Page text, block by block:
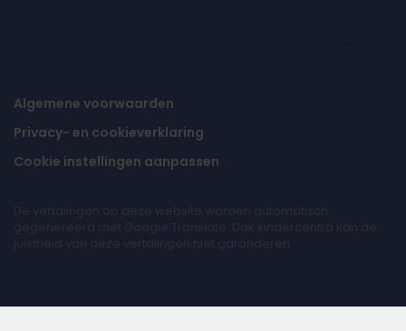
Algemene voorwaarden
Privacy- en cookieverklaring
Cookie instellingen aanpassen